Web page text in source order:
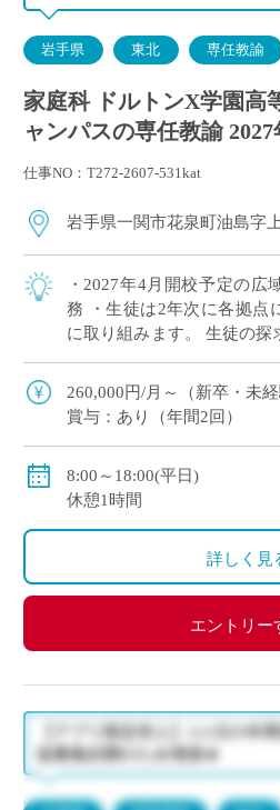
岩手県 東北 専任教諭
家庭科 ドルトンX学園高
ャンパスの専任教諭
仕事NO：T272-2607-531kat
岩手県一関市花泉町油島字
・2027年4月開校予定の広
務 ・生徒は2年次に各拠点
に取り組みます。 生徒の探
ご興味がある方など、積極
※月に1回程度、地域拠点へ
260,000円/月～（新卒・未経
賞与：あり（年間2回）
8:00～18:00(平日)
休憩1時間
詳しく見
エントリー
徒募集好調のため増員★